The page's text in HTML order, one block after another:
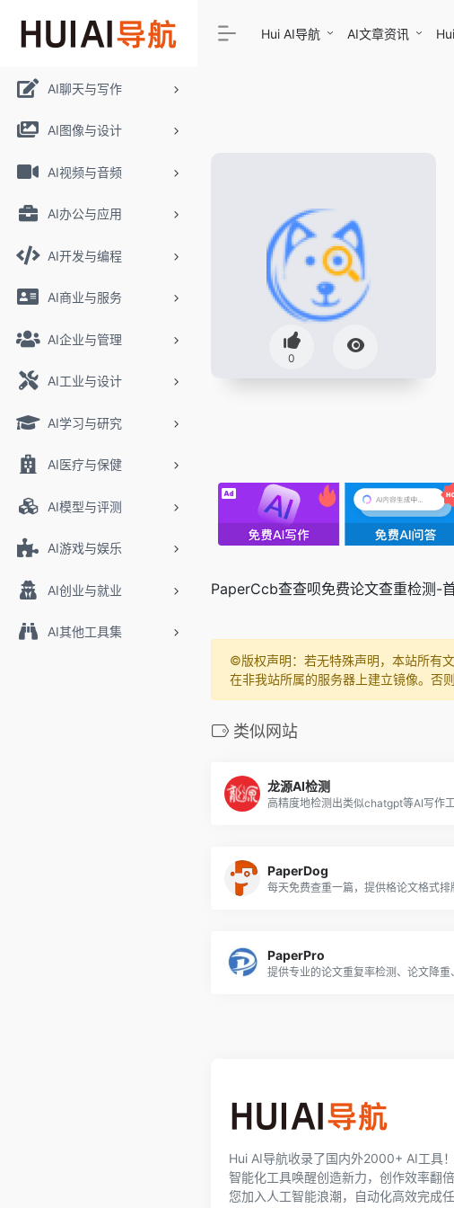
AI聊天与写作
AI图像与设计
AI视频与音频
AI办公与应用
AI开发与编程
AI商业与服务
AI企业与管理
AI工业与设计
AI学习与研究
AI医疗与保健
AI模型与评测
AI游戏与娱乐
AI创业与就业
AI其他工具集
Hui AI导航 AI文章资讯
0
PaperCcb查查呗免费论文查重检测-
©️版权声明：若无特殊声明，本站所有
在非我站所属的服务器上建立镜像。否
类似网站
龙源AI检测
PaperDog
PaperPro
Hui AI导航收录了国内外2000+ AI工具！
智能化工具唤醒创造新力，创作效率翻
您加入人工智能浪潮，自动化高效完成